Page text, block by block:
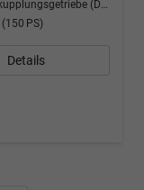
Doppelkupplungsgetriebe (DSG)
PS)
Details